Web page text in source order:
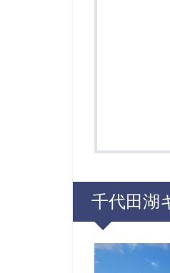
千代田湖